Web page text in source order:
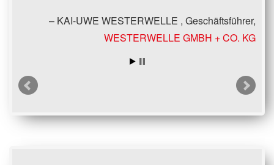
KAI-UWE WESTERWELLE Geschäftsführer
WESTERWELLE GMBH + CO. KG